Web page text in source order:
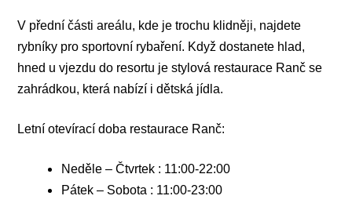
V přední části areálu, kde je trochu klidněji, najdete
rybníky pro sportovní rybaření. Když dostanete hlad,
hned u vjezdu do resortu je stylová restaurace Ranč se
zahrádkou, která nabízí i dětská jídla.
Letní otevírací doba restaurace Ranč:
Neděle – Čtvrtek : 11:00-22:00
Pátek – Sobota : 11:00-23:00